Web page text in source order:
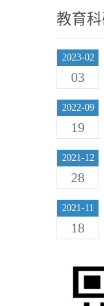
教育
2023-02
03
2022-09
19
2021-12
28
2021-11
18